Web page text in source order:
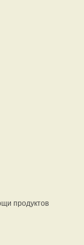
продуктов